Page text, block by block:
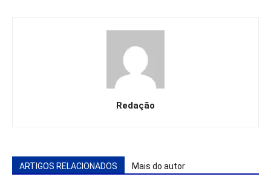
Redação
ARTIGOS RELACIONADOS Mais do autor